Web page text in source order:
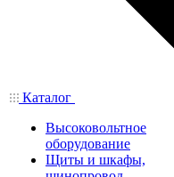
Каталог
Высоковольтное
оборудование
Щиты и шкафы,